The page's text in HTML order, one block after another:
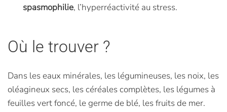
spasmophilie, l’hyperréactivité au stress.
Où le trouver ?
Dans les eaux minérales, les légumineuses, les noix, les
oléagineux secs, les céréales complètes, les légumes à
feuilles vert foncé, le germe de blé, les fruits de mer.